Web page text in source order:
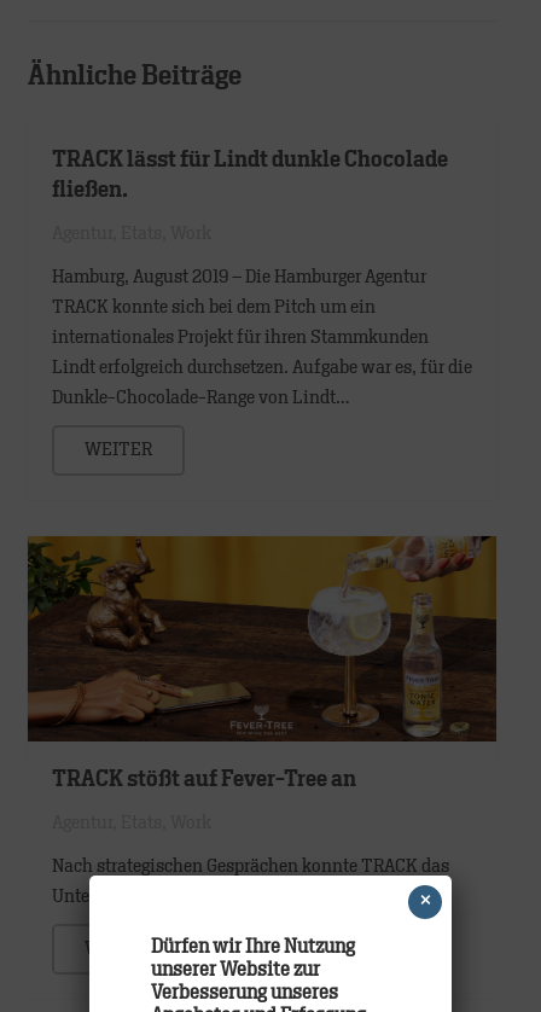
Ähnliche Beiträge
TRACK lässt für Lindt dunkle Chocolade
fließen.
Hamburg, August 2019 – Die Hamburger Agentur
TRACK konnte sich bei dem Pitch um ein
internationales Projekt für ihren Stammkunden
Lindt erfolgreich durchsetzen. Aufgabe war es, für die
Dunkle-Chocolade-Range von Lindt…
WEITER
TRACK stößt auf Fever-Tree an
Nach strategischen Gesprächen konnte TRACK das
Unternehmen Fever-Tree…
WEITERDürfen wir Ihre Nutzung
unserer Website zur
Verbesserung unseres
×